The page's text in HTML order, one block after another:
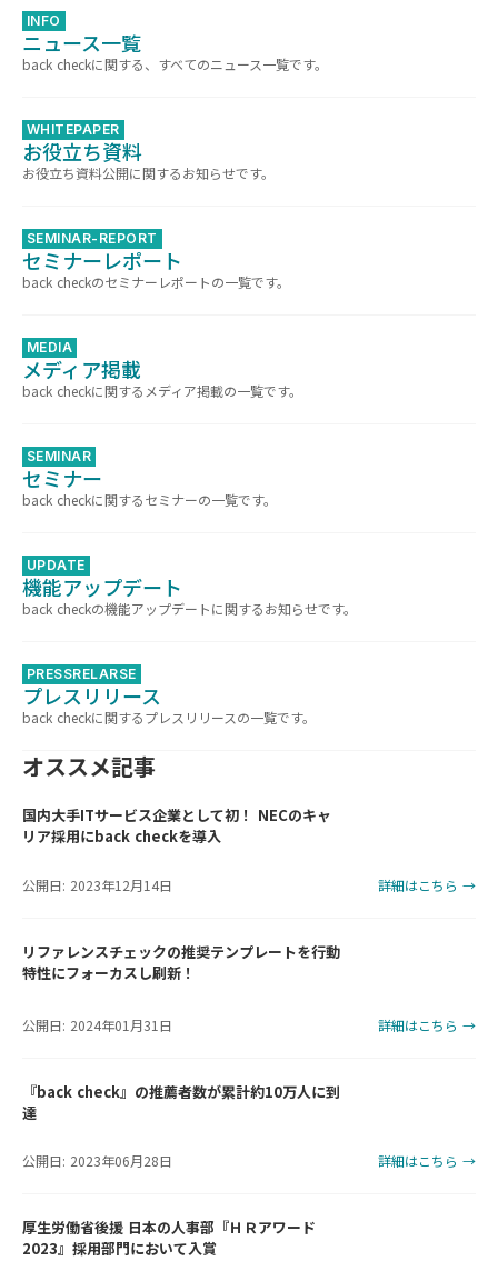
INFO
ニュース一覧
back checkに関する、すべてのニュース一覧です。
WHITEPAPER
お役立ち資料
お役立ち資料公開に関するお知らせです。
SEMINAR-REPORT
セミナーレポート
back checkのセミナーレポートの一覧です。
MEDIA
メディア掲載
back checkに関するメディア掲載の一覧です。
SEMINAR
セミナー
back checkに関するセミナーの一覧です。
UPDATE
機能アップデート
back checkの機能アップデートに関するお知らせです。
PRESSRELARSE
プレスリリース
back checkに関するプレスリリースの一覧です。
オススメ記事
国内大手ITサービス企業として初！ NECのキャ
リア採用にback checkを導入
公開日: 2023年12月14日 詳細はこちら →
リファレンスチェックの推奨テンプレートを行動
特性にフォーカスし刷新！
公開日: 2024年01月31日 詳細はこちら →
『back check』の推薦者数が累計約10万人に到
達
公開日: 2023年06月28日 詳細はこちら →
厚生労働省後援 日本の人事部『ＨＲアワード
2023』採用部門において入賞